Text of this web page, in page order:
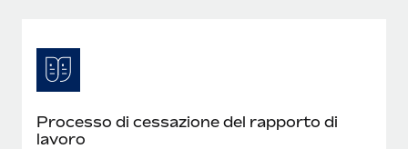
Processo di cessazione del rapporto di
lavoro